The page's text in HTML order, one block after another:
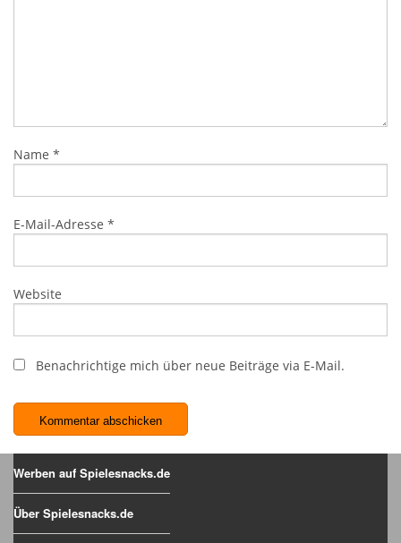
Name *
E-Mail-Adresse *
Website
Benachrichtige mich über neue Beiträge via E-Mail.
Werben auf Spielesnacks.de
Über Spielesnacks.de